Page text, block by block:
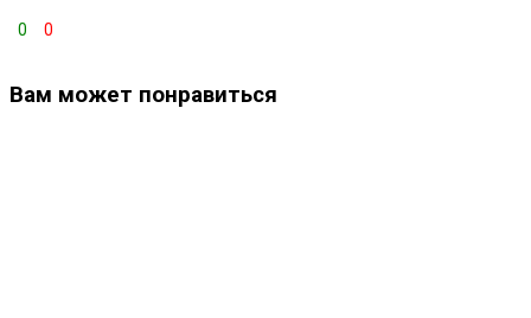
0 0
Вам может понравиться